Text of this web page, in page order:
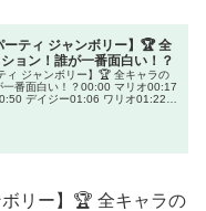
ーティ ジャンボリー】🏆 全
ョン！誰が一番面白い！？
ィ ジャンボリー】🏆 全キャラの
一番面白い！？00:00 マリオ00:17
デイジー01:06 ワリオ01:22
ボリー】🏆 全キャラの